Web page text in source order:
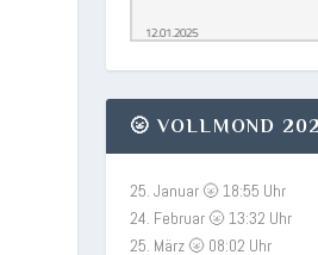
🌝 VOLLMOND
25. Januar 🌝 18:55 Uhr
24. Februar 🌝 13:32 Uhr
25. März 🌝 08:02 Uhr